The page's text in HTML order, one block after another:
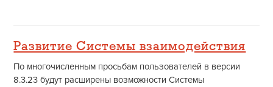
Развитие Системы взаимодействия
По многочисленным просьбам пользователей в версии
8.3.23 будут расширены возможности Системы